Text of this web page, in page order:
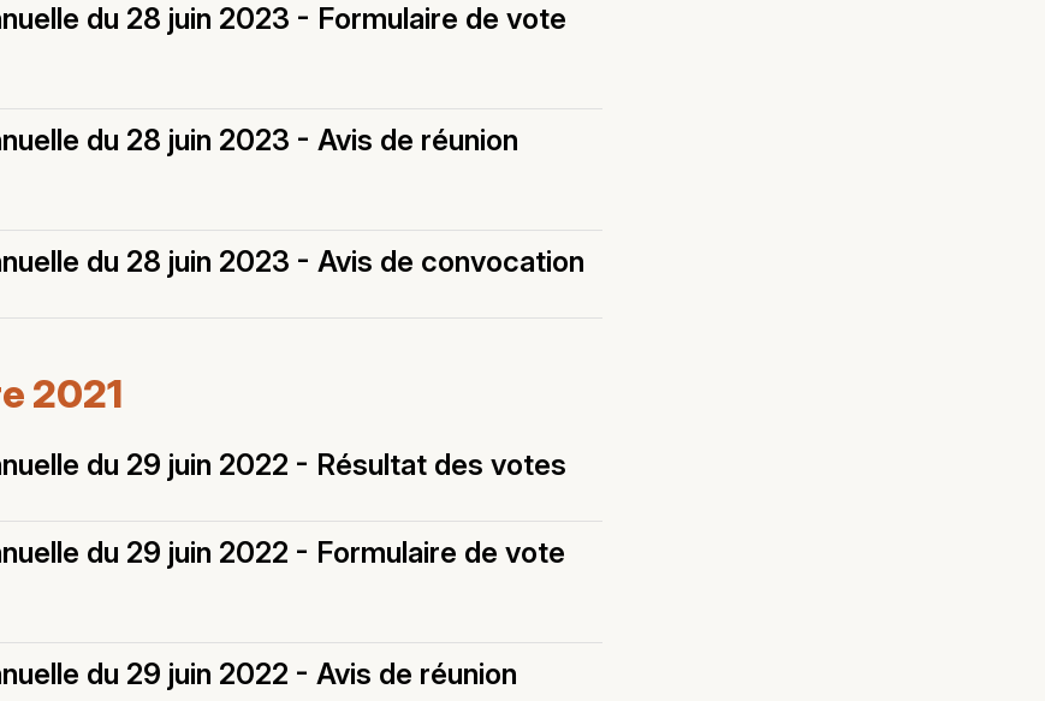
du 28 juin 2023 - Formulaire de vote
du 28 juin 2023 - Avis de réunion
du 28 juin 2023 - Avis de convocation
2021
du 29 juin 2022 - Résultat des votes
du 29 juin 2022 - Formulaire de vote
du 29 juin 2022 - Avis de réunion